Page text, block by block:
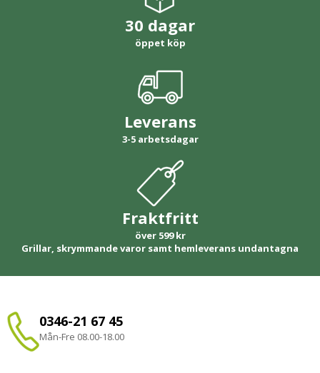
30 dagar
öppet köp
Leverans
3-5 arbetsdagar
Fraktfritt
över 599 kr
Grillar, skrymmande varor samt hemleverans undantagna
0346-21 67 45
Mån-Fre 08.00-18.00